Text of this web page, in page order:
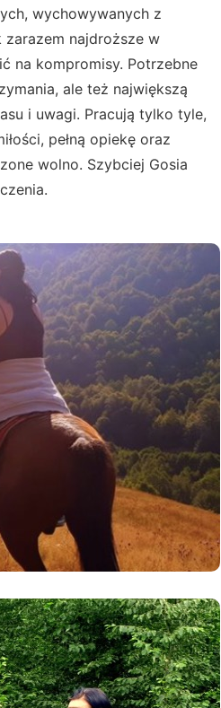
wychowywanych z
najdroższe w
na kompromisy. Potrzebne
ale też największą
i uwagi. Pracują tylko tyle,
pełną opiekę oraz
wolno. Szybciej Gosia